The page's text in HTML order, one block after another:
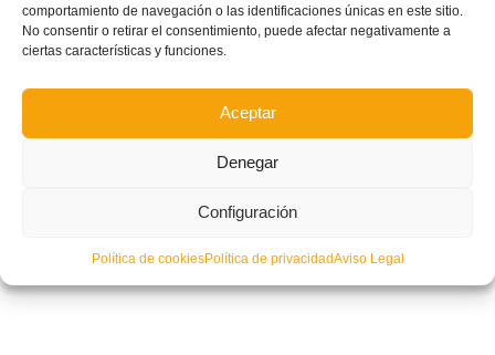
comportamiento de navegación o las identificaciones únicas en este sitio.
No consentir o retirar el consentimiento, puede afectar negativamente a
ciertas características y funciones.
Aceptar
Denegar
Configuración
Política de cookiesPolítica de privacidadAviso Legal